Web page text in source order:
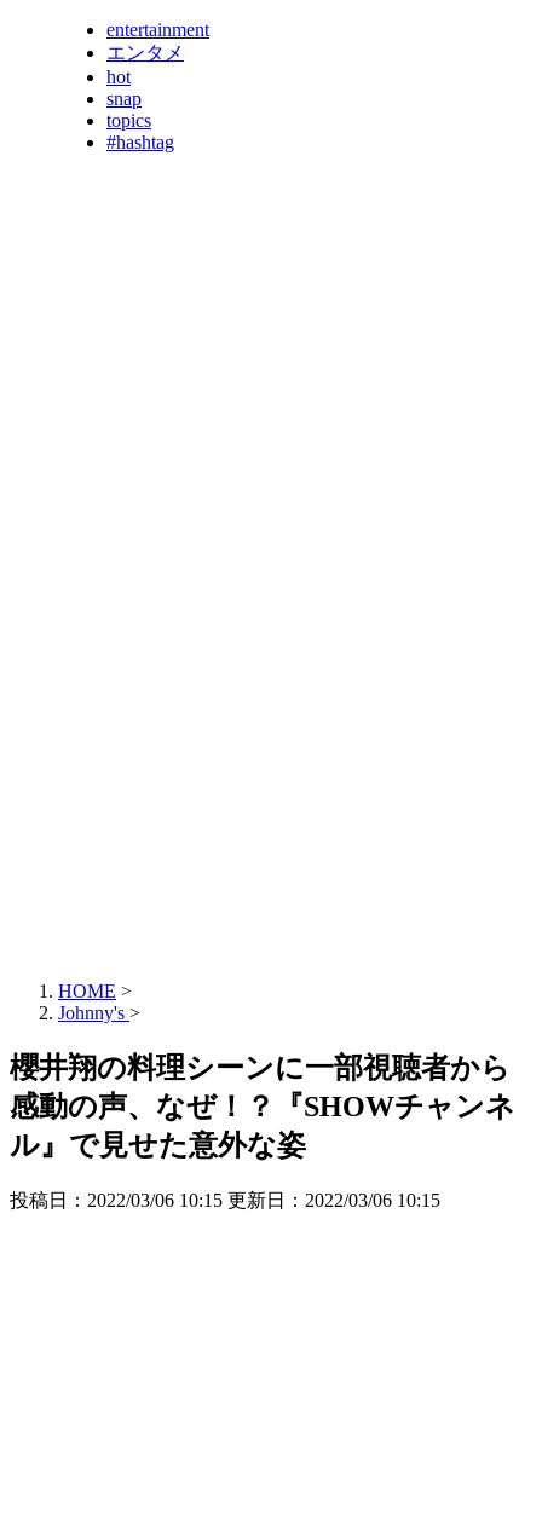
entertainment
エンタメ
hot
snap
topics
#hashtag
HOME >
Johnny's >
櫻井翔の料理シーンに一部視聴者から
感動の声、なぜ！？『SHOWチャンネ
ル』で見せた意外な姿
投稿日：2022/03/06 10:15 更新日： 2022/03/06 10:15